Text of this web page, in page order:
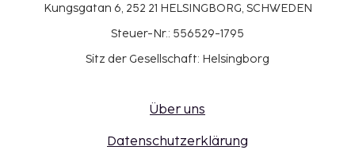
Kungsgatan 6, 252 21 HELSINGBORG, SCHWEDEN
Steuer-Nr.: 556529-1795
Sitz der Gesellschaft: Helsingborg
Über uns
Datenschutzerklärung